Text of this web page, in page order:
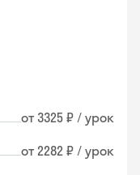
от 3325 ₽ / урок
от 2282 ₽ / урок